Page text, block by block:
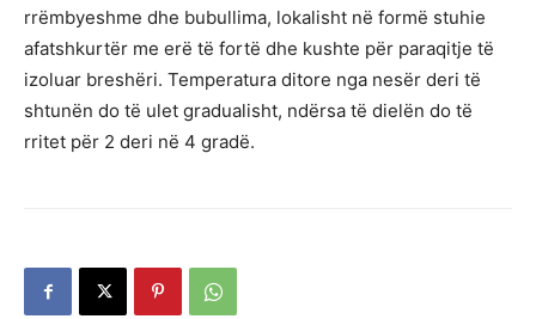
rrëmbyeshme dhe bubullima, lokalisht në formë stuhie
afatshkurtër me erë të fortë dhe kushte për paraqitje të
izoluar breshëri. Temperatura ditore nga nesër deri të
shtunën do të ulet gradualisht, ndërsa të dielën do të
rritet për 2 deri në 4 gradë.